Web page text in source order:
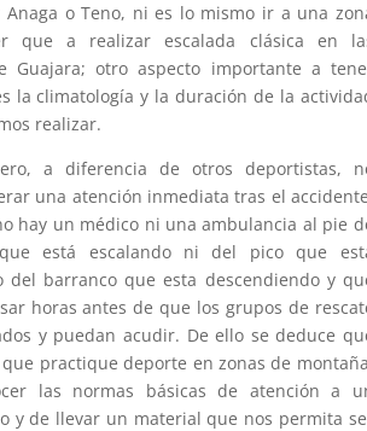
Anaga o Teno, ni es lo mismo ir a una
que a realizar escalada clásica en
Guajara; otro aspecto importante a
la climatología y la duración de la
realizar.
a diferencia de otros deportistas,
una atención inmediata tras el
hay un médico ni una ambulancia al pie
está escalando ni del pico que
del barranco que esta descendiendo y
horas antes de que los grupos de
y puedan acudir. De ello se deduce
practique deporte en zonas de
las normas básicas de atención a
y de llevar un material que nos permita